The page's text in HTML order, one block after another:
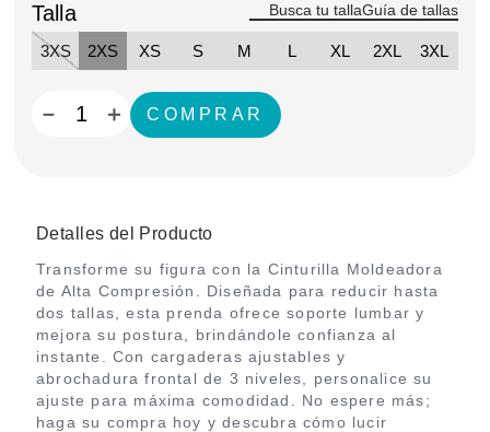
Talla
3XS 2XS XS S M L XL 2XL 3XL
Guía de tallas
＋
－
Detalles del Producto
Transforme su figura con la Cinturilla Moldeadora
de Alta Compresión. Diseñada para reducir hasta
dos tallas, esta prenda ofrece soporte lumbar y
mejora su postura, brindándole confianza al
instante. Con cargaderas ajustables y
abrochadura frontal de 3 niveles, personalice su
ajuste para máxima comodidad. No espere más;
haga su compra hoy y descubra cómo lucir